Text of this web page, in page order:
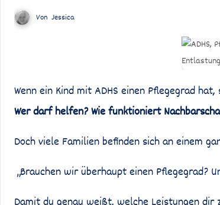
Von Jessica
Wenn ein Kind mit ADHS einen Pflegegrad
Wer darf helfen? Wie funktioniert
Doch viele Familien befinden sich an einem
„Brauchen wir überhaupt einen Pflegegrad?